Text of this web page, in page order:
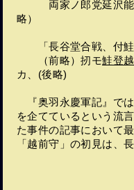
両家ノ郎党延沢能
略）
「長谷堂合戦、付鮭
（前略）扨モ鮭登
カ、(後略)
『奥羽永慶軍記』で
を企てているという流
た事件の記事において
「越前守」の初見は、